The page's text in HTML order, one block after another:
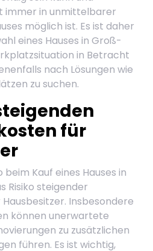
immer in unmittelbarer
möglich ist. Es ist daher
eines Hauses in Groß-
in Betracht
nach Lösungen wie
zu suchen.
für
beim Kauf eines Hauses in
Risiko steigender
Insbesondere
können unerwartete
zu zusätzlichen
führen. Es ist wichtig,